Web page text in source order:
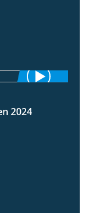
2024